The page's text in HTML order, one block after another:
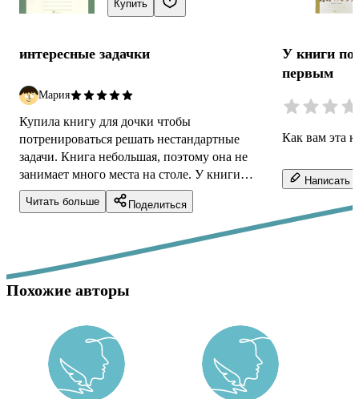
Купить
интересные задачки
Мария
Купила книгу для дочки чтобы
потренироваться решать нестандартные
задачи. Книга небольшая, поэтому она не
занимает много места на столе. У книги
чёрно-белые картинки, из-за этого ребёнка
они не привле...
Читать больше Поделиться
У книги
первым
Как вам эта
Написать
Похожие авторы